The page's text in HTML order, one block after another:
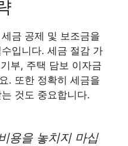
금 공제 및 보조금을
입니다. 세금 절감 가
부, 주택 담보 이자금
. 또한 정확히 세금을
것도 중요합니다.
용을 놓치지 마십